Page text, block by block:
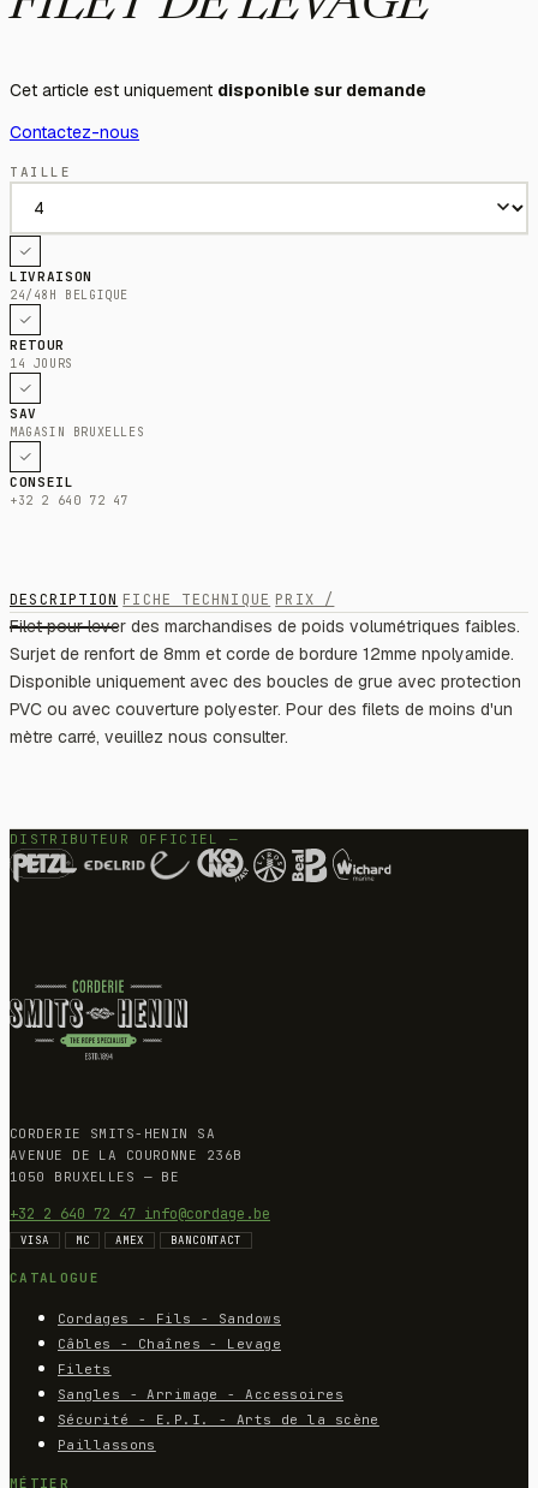
Cet article est uniquement disponible sur demande
Contactez-nous
TAILLE
LIVRAISON
24/48H BELGIQUE
RETOUR
14 JOURS
SAV
MAGASIN BRUXELLES
CONSEIL
+32 2 640 72 47
DESCRIPTION FICHE TECHNIQUE PRIX /
Filet pour lever des marchandises de poids volumétriques faibles.
Surjet de renfort de 8mm et corde de bordure 12mme npolyamide.
Disponible uniquement avec des boucles de grue avec protection
PVC ou avec couverture polyester. Pour des filets de moins d'un
mètre carré, veuillez nous consulter.
DISTRIBUTEUR OFFICIEL —
CORDERIE SMITS-HENIN SA
AVENUE DE LA COURONNE 236B
1050 BRUXELLES — BE
+32 2 640 72 47 info@cordage.be
VISA MC AMEX BANCONTACT
CATALOGUE
Cordages - Fils - Sandows
Câbles - Chaînes - Levage
Filets
Sangles - Arrimage - Accessoires
Sécurité - E.P.I. - Arts de la scène
Paillassons
MÉTIER